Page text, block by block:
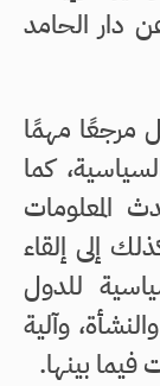
دار الحامد
ويشكل مرجعًا مهمًا
كما
المعلومات
إلى إلقاء
للدول
وآلية
بينها.